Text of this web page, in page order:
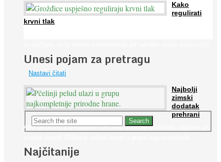
Kako
regulirati
krvni tlak
...
Nastavi čitati
Najbolji
zimski
dodatak
prehrani
Ako se pitate što nabaviti zimi kao dodatak prehrane, odgovor je:
prirodne ...
Unesi pojam za pretragu
Najčitanije